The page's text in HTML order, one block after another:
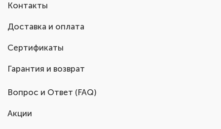
Контакты
Доставка и оплата
Сертификаты
Гарантия и возврат
Вопрос и Ответ (FAQ)
Акции